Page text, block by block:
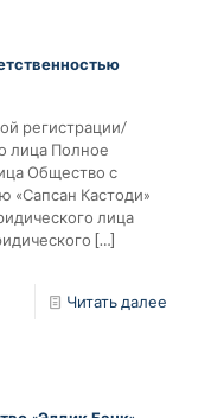
регистрации/
лица Полное
Общество с
«Сапсан Кастоди»
лица
[…]
Читать далее